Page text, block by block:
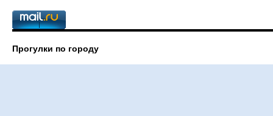
Прогулки по городу